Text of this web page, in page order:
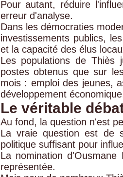
Pour autant, réduire
erreur d'analyse.
Dans les démocraties
investissements publics,
et la capacité des élus
Les populations de Thiès
postes obtenus que sur
mois : emploi des jeunes,
développement
Le véritable
Au fond, la question n'est
La vraie question est de
politique suffisant pour
La nomination
représentée.